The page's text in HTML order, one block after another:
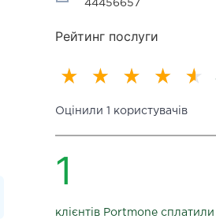
44456657
Рейтинг послуги
Оцінили 1 користувачів
1
клієнтів Portmone сплатили